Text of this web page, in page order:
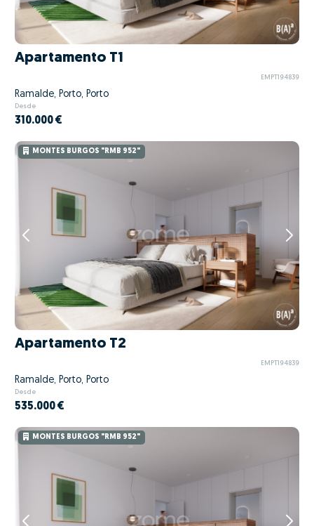
Apartamento T1
EMPT194839
Ramalde, Porto, Porto
Desde
310.000 €
MONTES BURGOS "RMB 952"
Apartamento T2
EMPT194839
Ramalde, Porto, Porto
Desde
535.000 €
MONTES BURGOS "RMB 952"